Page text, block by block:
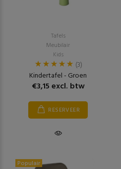
Tafels
Meubilair
Kids
(3)
Kindertafel - Groen
€3,15 excl. btw
RESERVEER
Populair